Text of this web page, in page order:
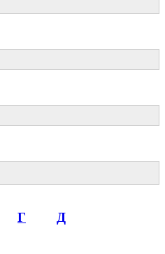
Г Д